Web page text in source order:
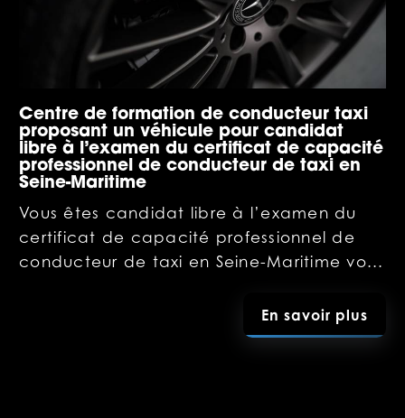
Centre de formation de conducteur taxi
proposant un véhicule pour candidat
libre à l’examen du certificat de capacité
professionnel de conducteur de taxi en
Seine-Maritime
Vous êtes candidat libre à l’examen du
certificat de capacité professionnel de
conducteur de taxi en Seine-Maritime vo...
En savoir plus